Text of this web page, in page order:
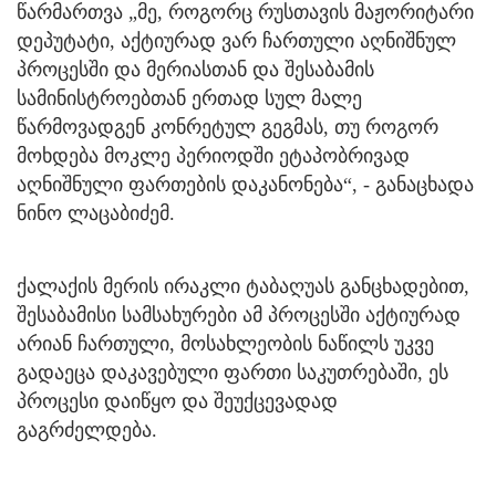
წარმართვა „მე, როგორც რუსთავის მაჟორიტარი
დეპუტატი, აქტიურად ვარ ჩართული აღნიშნულ
პროცესში და მერიასთან და შესაბამის
სამინისტროებთან ერთად სულ მალე
წარმოვადგენ კონრეტულ გეგმას, თუ როგორ
მოხდება მოკლე პერიოდში ეტაპობრივად
აღნიშნული ფართების დაკანონება“, - განაცხადა
ნინო ლაცაბიძემ.
ქალაქის მერის ირაკლი ტაბაღუას განცხადებით,
შესაბამისი სამსახურები ამ პროცესში აქტიურად
არიან ჩართული, მოსახლეობის ნაწილს უკვე
გადაეცა დაკავებული ფართი საკუთრებაში, ეს
პროცესი დაიწყო და შეუქცევადად
გაგრძელდება.